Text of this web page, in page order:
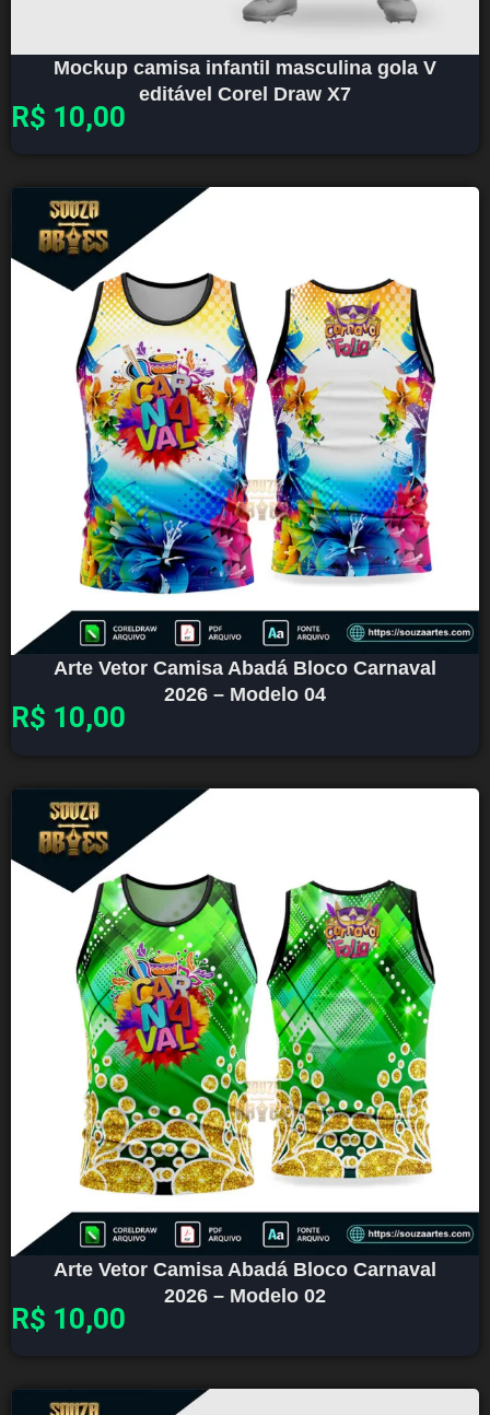
Mockup camisa infantil masculina gola V
editável Corel Draw X7
R$ 10,00
Arte Vetor Camisa Abadá Bloco Carnaval
2026 – Modelo 04
R$ 10,00
Arte Vetor Camisa Abadá Bloco Carnaval
2026 – Modelo 02
R$ 10,00